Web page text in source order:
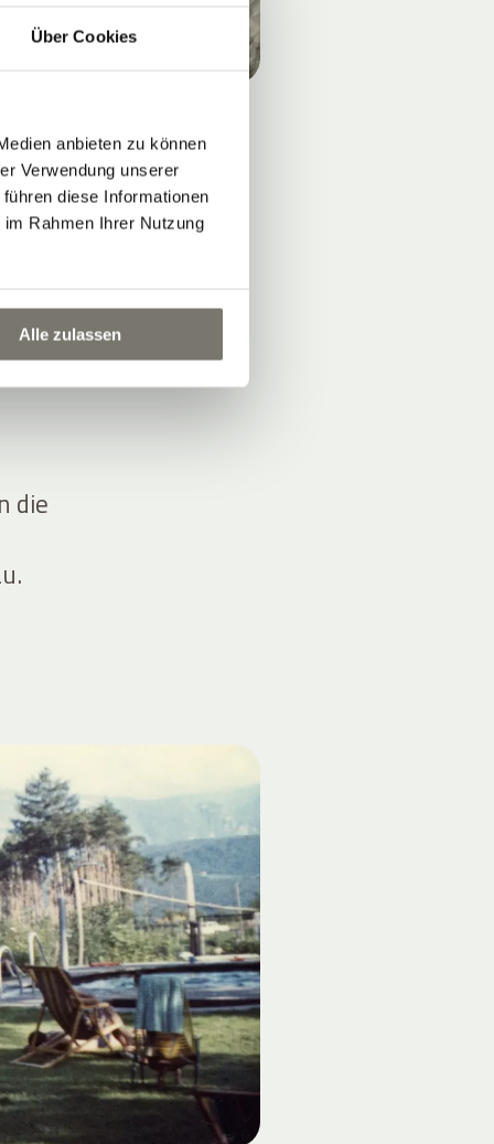
Über Cookies
anbieten zu können
Verwendung unserer
diese Informationen
Rahmen Ihrer Nutzung
Alle zulassen
die